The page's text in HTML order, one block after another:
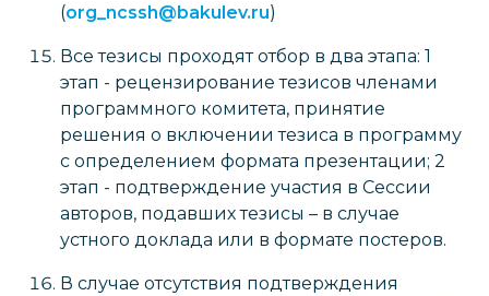
(org_ncssh@bakulev.ru)
Все тезисы проходят отбор в два этапа: 1
этап - рецензирование тезисов членами
программного комитета, принятие
решения о включении тезиса в программу
c определением формата презентации; 2
этап - подтверждение участия в Сессии
авторов, подавших тезисы – в случае
устного доклада или в формате постеров.
В случае отсутствия подтверждения